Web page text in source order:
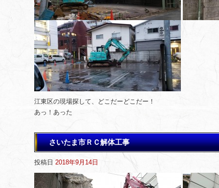
江東区の現場探して、どこだーどこだー！
あっ！あった
さいたま市ＲＣ解体工事
投稿日 2018年9月14日